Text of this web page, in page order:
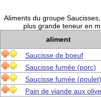
Aliments du groupe
plus grande teneur en
aliment
Saucisse de boeuf
Saucisse fumée (porc)
Saucisse fumée (poulet)
Pain de viande aux